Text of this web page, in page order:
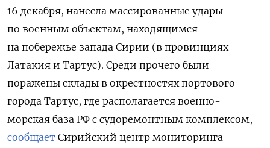
16 декабря, нанесла массированные удары
по военным объектам, находящимся
на побережье запада Сирии (в провинциях
Латакия и Тартус). Среди прочего были
поражены склады в окрестностях портового
города Тартус, где располагается военно-
морская база РФ с судоремонтным комплексом,
сообщает Сирийский центр мониторинга